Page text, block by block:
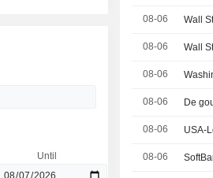
08-06
08-06 Wall
08-06
08-06 De
08-06 USA-
08-06
Until